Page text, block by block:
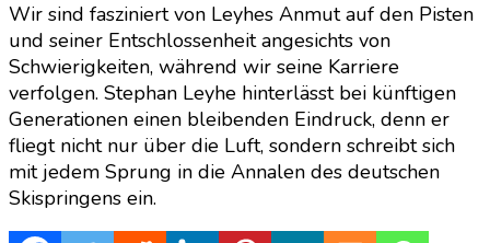
Wir sind fasziniert von Leyhes Anmut auf den Pisten
und seiner Entschlossenheit angesichts von
Schwierigkeiten, während wir seine Karriere
verfolgen. Stephan Leyhe hinterlässt bei künftigen
Generationen einen bleibenden Eindruck, denn er
fliegt nicht nur über die Luft, sondern schreibt sich
mit jedem Sprung in die Annalen des deutschen
Skispringens ein.